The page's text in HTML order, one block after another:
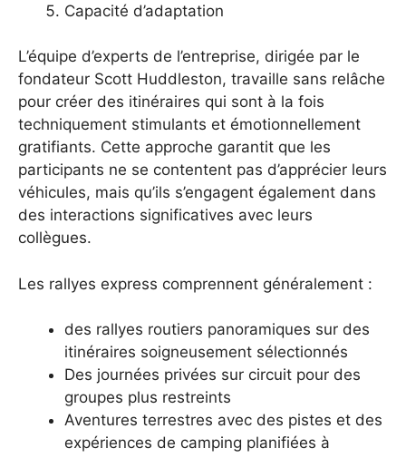
Capacité d’adaptation
L’équipe d’experts de l’entreprise, dirigée par le
fondateur Scott Huddleston, travaille sans relâche
pour créer des itinéraires qui sont à la fois
techniquement stimulants et émotionnellement
gratifiants. Cette approche garantit que les
participants ne se contentent pas d’apprécier leurs
véhicules, mais qu’ils s’engagent également dans
des interactions significatives avec leurs
collègues.
Les rallyes express comprennent généralement :
des rallyes routiers panoramiques sur des
itinéraires soigneusement sélectionnés
Des journées privées sur circuit pour des
groupes plus restreints
Aventures terrestres avec des pistes et des
expériences de camping planifiées à